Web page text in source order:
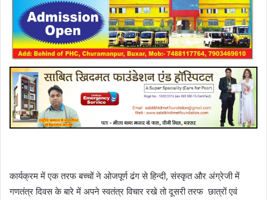
कार्यक्रम में एक तरफ बच्चों ने ओजपूर्ण ढंग से हिन्दी, संस्कृत और अंग्रेजी में
गणतंत्र दिवस के बारे में अपने स्वतंत्र विचार रखे तो दूसरी तरफ छात्रों एवं